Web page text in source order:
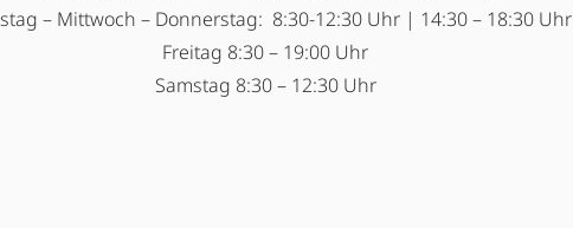
– Mittwoch – Donnerstag: 8:30-12:30 Uhr | 14:30 – 18:30 Uhr
Freitag 8:30 – 19:00 Uhr
Samstag 8:30 – 12:30 Uhr